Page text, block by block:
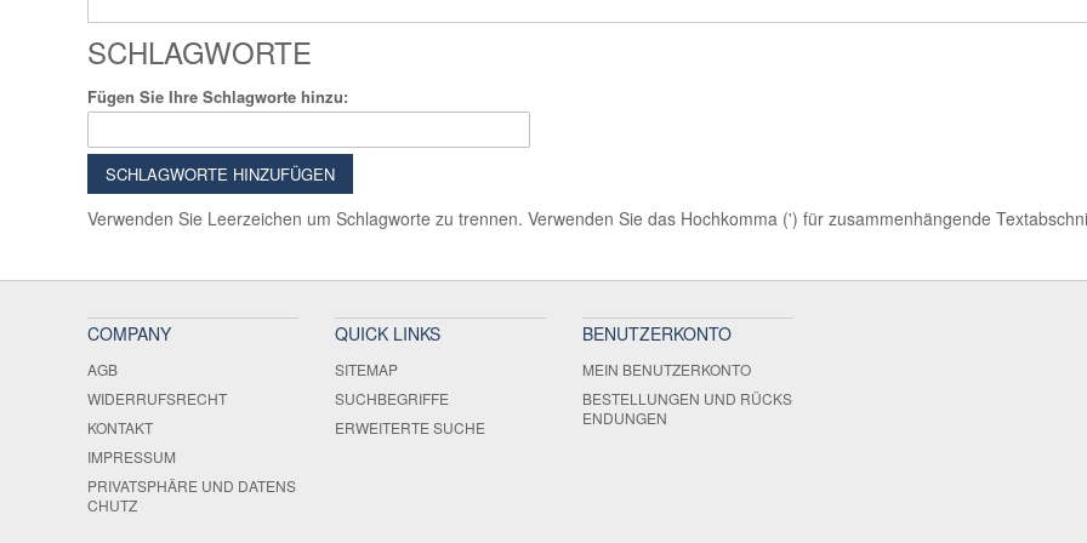
SCHLAGWORTE
Fügen Sie Ihre Schlagworte hinzu:
SCHLAGWORTE HINZUFÜGEN
Verwenden Sie Leerzeichen um Schlagworte zu trennen. Verwenden Sie das Hochkomma (') für zusammenhängende
COMPANY
AGB
WIDERRUFSRECHT
KONTAKT
IMPRESSUM
PRIVATSPHÄRE UND DATENS
CHUTZ
QUICK LINKS
SITEMAP
SUCHBEGRIFFE
ERWEITERTE SUCHE
BENUTZERKONTO
MEIN BENUTZERKONTO
BESTELLUNGEN UND RÜCKS
ENDUNGEN